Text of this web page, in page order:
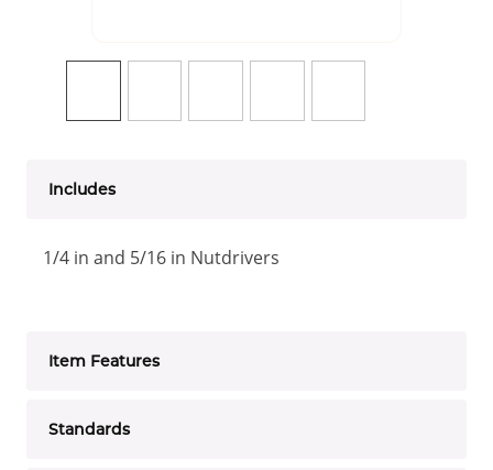
Includes
1/4 in and 5/16 in Nutdrivers
Item Features
Standards